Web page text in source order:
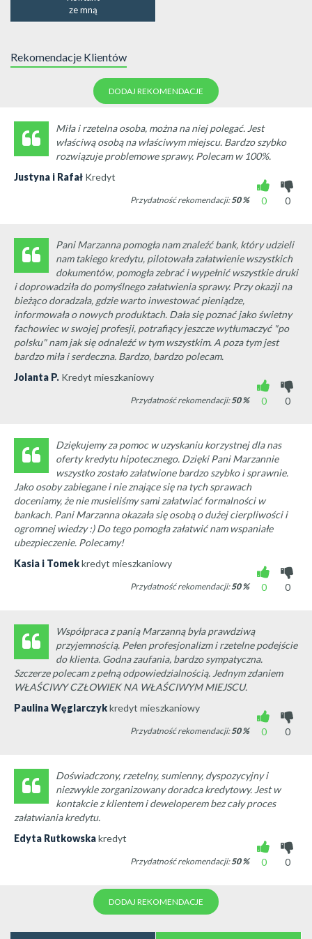
ze mną
Rekomendacje Klientów
DODAJ REKOMENDACJE
Miła i rzetelna osoba, można na niej polegać. Jest
właściwą osobą na właściwym miejscu. Bardzo szybko
rozwiązuje problemowe sprawy. Polecam w 100%.
Justyna i Rafał Kredyt
0
0
Przydatność rekomendacji:50 %
Pani Marzanna pomogła nam znaleźć bank, który udzieli
nam takiego kredytu, pilotowała załatwienie wszystkich
dokumentów, pomogła zebrać i wypełnić wszystkie druki
i doprowadziła do pomyślnego załatwienia sprawy. Przy okazji na
bieżąco doradzała, gdzie warto inwestować pieniądze,
informowała o nowych produktach. Dała się poznać jako świetny
fachowiec w swojej profesji, potrafiący jeszcze wytłumaczyć "po
polsku" nam jak się odnaleźć w tym wszystkim. A poza tym jest
bardzo miła i serdeczna. Bardzo, bardzo polecam.
Jolanta P. Kredyt mieszkaniowy
0
0
Przydatność rekomendacji:50 %
Dziękujemy za pomoc w uzyskaniu korzystnej dla nas
oferty kredytu hipotecznego. Dzięki Pani Marzannie
wszystko zostało załatwione bardzo szybko i sprawnie.
Jako osoby zabiegane i nie znające się na tych sprawach
doceniamy, że nie musieliśmy sami załatwiać formalności w
bankach. Pani Marzanna okazała się osobą o dużej cierpliwości i
ogromnej wiedzy :) Do tego pomogła załatwić nam wspaniałe
ubezpieczenie. Polecamy!
Kasia i Tomekkredyt mieszkaniowy
0
0
Przydatność rekomendacji:50 %
Współpraca z panią Marzanną była prawdziwą
przyjemnością. Pełen profesjonalizm i rzetelne podejście
do klienta. Godna zaufania, bardzo sympatyczna.
Szczerze polecam z pełną odpowiedzialnością. Jednym zdaniem
WŁAŚCIWY CZŁOWIEK NA WŁAŚCIWYM MIEJSCU.
Paulina Węglarczykkredyt mieszkaniowy
0
0
Przydatność rekomendacji:50 %
Doświadczony, rzetelny, sumienny, dyspozycyjny i
niezwykle zorganizowany doradca kredytowy. Jest w
kontakcie z klientem i deweloperem bez cały proces
załatwiania kredytu.
Edyta Rutkowskakredyt
0
0
Przydatność rekomendacji:50 %
DODAJ REKOMENDACJE